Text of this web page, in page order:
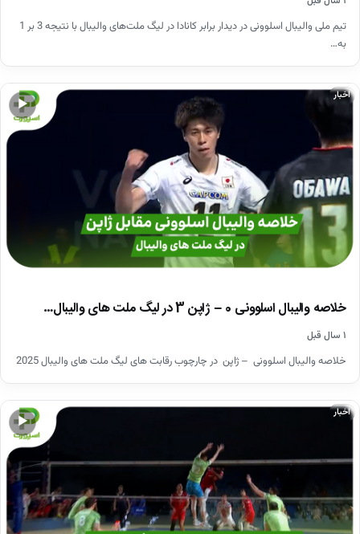
تیم ملی والیبال اسلوونی در دیدار برابر کانادا در لیگ ‌ملت‌های والیبال با نتیجه 3 بر 1
به…
▶
اخبار
خلاصه والیبال اسلوونی 0 – ژاپن 3 در لیگ ملت های والیبال…
۱ سال قبل
خلاصه والیبال اسلوونی – ژاپن در چارچوب رقابت های لیگ ملت های والیبال 2025
▶
اخبار